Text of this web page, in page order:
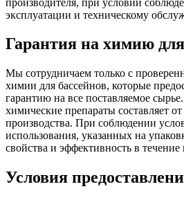
эксплуатации и техническому
Гарантия на химию
Мы сотрудничаем только с
химии для бассейнов, которые
гарантию на все поставляемое
химические препараты составляет
производства. При соблюдении
использования, указанных на
свойства и эффективность в течение
Условия